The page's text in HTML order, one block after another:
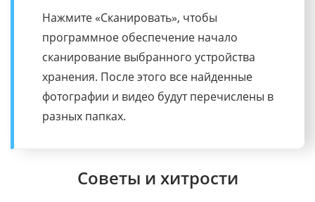
Нажмите «Сканировать», чтобы
программное обеспечение начало
сканирование выбранного устройства
хранения. После этого все найденные
фотографии и видео будут перечислены в
разных папках.
Советы и хитрости